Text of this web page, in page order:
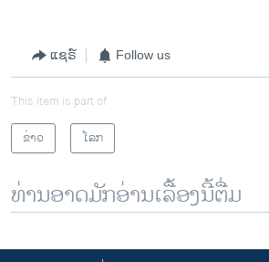
ແຊຣ໌ Follow us
This item is part of
ຂ່າວ
ໂລກ
ທ່ານອາດມັກອ່ານເລື້ອງນີ້ຕື່ມ